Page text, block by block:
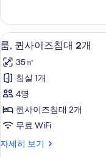
모
두
보
기
세
히
보
기
즈
침
대
1
개
및
소
파
베
위
트,
킹
사
이
즈
침
대
개
및
소
룸,
퀸
사
이
즈
침
2
7
룸, 퀸사이즈침대 2개
35㎡
침실 1개
4명
퀸사이즈침대 2개
무료 WiFi
자세히 보기
룸,